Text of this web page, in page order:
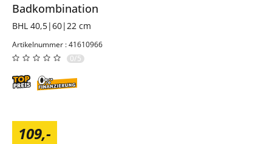
Badkombination
BHL 40,5|60|22 cm
Artikelnummer : 41610966
0/5
109,-